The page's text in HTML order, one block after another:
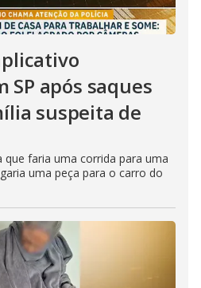
SP após saques
suspeita de
faria uma corrida para uma
uma peça para o carro do